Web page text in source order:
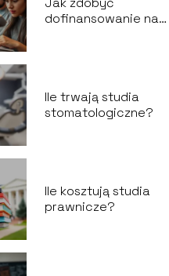
dofinansowanie na
Ile trwają studia
stomatologiczne?
Ile kosztują studia
prawnicze?